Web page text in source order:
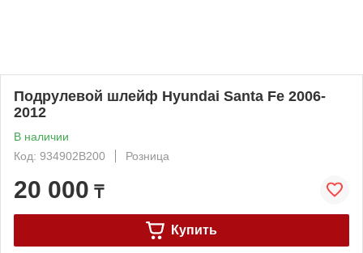
Подрулевой шлейф Hyundai Santa Fe 2006-
2012
В наличии
Код: 934902B200
Розница
20 000 ₸
Купить